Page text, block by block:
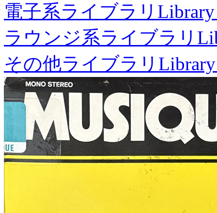
電子系ライブラリ
ラウンジ系ライブラリ
その他ライブラリ